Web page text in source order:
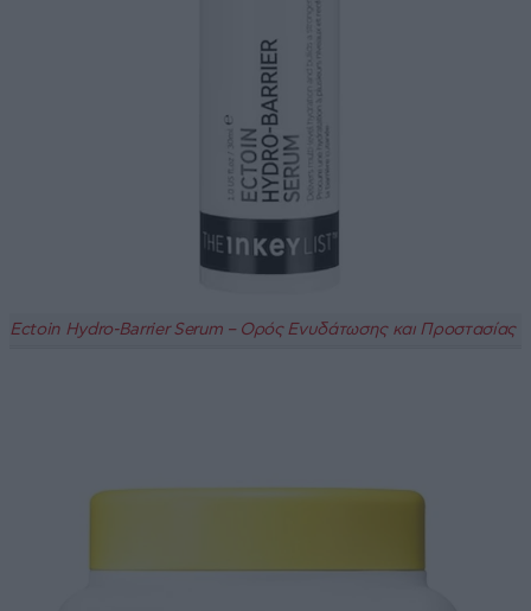
Ectoin Hydro-Barrier Serum – Ορός Ενυδάτωσης και Προστασίας